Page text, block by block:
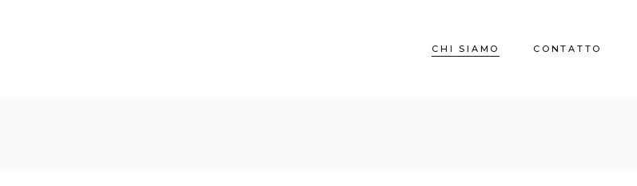
CHI SIAMO CONTATTO